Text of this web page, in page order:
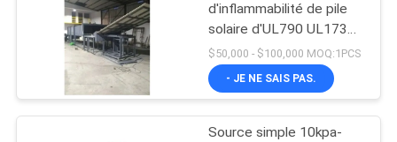
d'inflammabilité de pile
solaire d'UL790 UL1730
400m2/Min
$50,000 - $100,000 MOQ:1PCS
- JE NE SAIS PAS.
Source simple 10kpa-